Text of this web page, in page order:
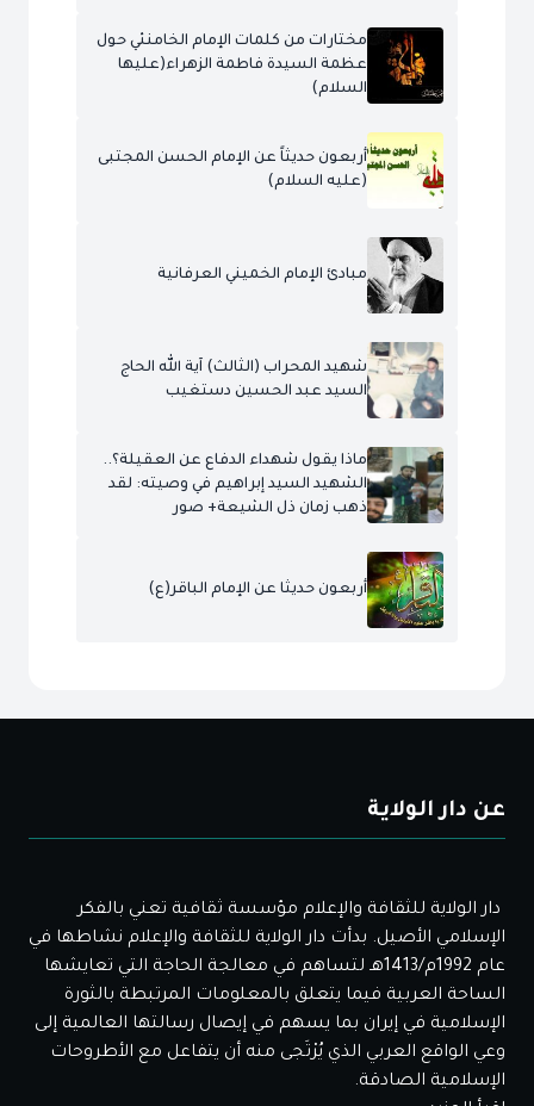
مختارات من كلمات الإمام الخامنئي حول
عظمة السيدة فاطمة الزهراء(عليها
السلام)
أربعون حديثاً عن الإمام الحسن المجتبى
(عليه السلام)
مبادئ الإمام الخميني العرفانية
شهيد المحراب (الثالث) آية الله الحاج
السيد عبد الحسين دستغيب
ماذا يقول شهداء الدفاع عن العقيلة؟..
الشهيد السيد إبراهيم في وصيته: لقد
ذهب زمان ذل الشيعة+ صور
أربعون حديثا عن الإمام الباقر(ع)
عن دار الولاية
دار الولاية للثقافة والإعلام مؤسسة ثقافية تعني بالفكر
الإسلامي الأصيل. بدأت دار الولاية للثقافة والإعلام نشاطها في
عام 1992م/1413هـ لتساهم في معالجة الحاجة التي تعايشها
الساحة العربية فيما يتعلق بالمعلومات المرتبطة بالثورة
الإسلامية في إيران بما يسهم في إيصال رسالتها العالمية إلى
وعي الواقع العربي الذي يُرْتَجى منه أن يتفاعل مع الأطروحات
الإسلامية الصادقة.